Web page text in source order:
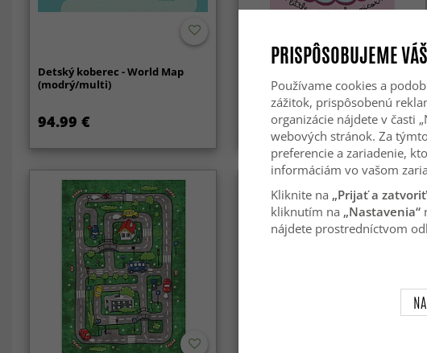
Detský koberec - World Map
(modrý/multi)
94.99 €
Unicorn (ružový)
79.99 € 111.99 €
PRISPÔSOBUJEME
Používame cookies a
zážitok, prispôsobenú
organizácie nájdete v časti
webových stránok. Za
preferencie a zariadenie,
informáciám vo vašom
Kliknite na „Prijať a
kliknutím na „Nastavenia“
nájdete prostredníctvom